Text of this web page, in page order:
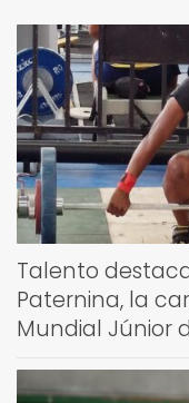
Talento
Paternina, la
Mundial Júnior